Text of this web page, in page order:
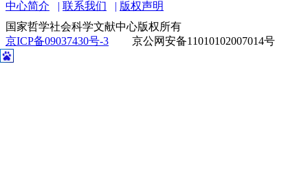
中心简介 联系我们
版权声明
国家哲学社会科学文献中心版权所有
京ICP备09037430号-3
京公网安备11010102007014号